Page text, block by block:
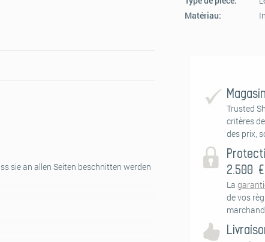
Matériau:
sie an allen Seiten beschnitten werden
Trusted
critères
des prix,
2.500 €
La
de vos